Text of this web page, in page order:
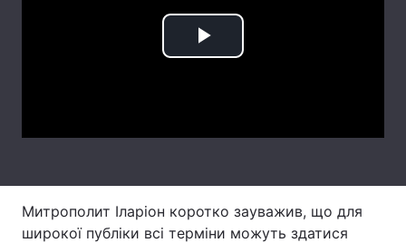
Статті
Архів Вакансії
Послуги
Play
Митрополит Іларіон коротко зауважив, що для
широкої публіки всі терміни можуть здатися